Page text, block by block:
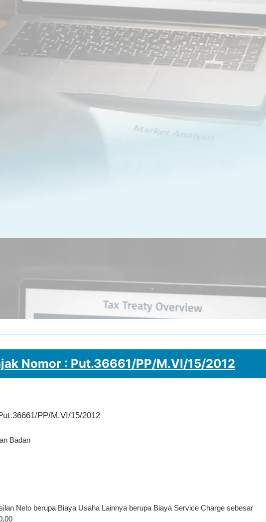
Nomor : Put.36661/PP/M.VI/15/2012
PP/M.VI/15/2012
Badan
Neto berupa Biaya Usaha Lainnya berupa Biaya Service Charge sebesar